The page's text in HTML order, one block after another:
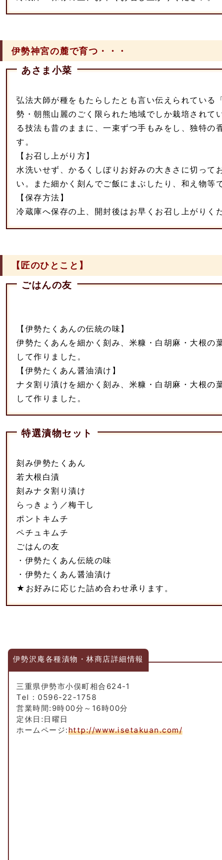
伊勢神宮の麓で育つ・・・
あさま小菜
弘法大師が種をもたらしたとも言い伝えられている
勢・朝熊山麗のごく限られた地域でしか栽培されて
る技法も昔のままに、一束ずつ手もみをし、独特の
す。
【お召し上がり方】
水洗いせず、かるくしぼりお好みの大きさに切って
い。また細かく刻んでご飯にまぶしたり、和え物等
【保存方法】
冷蔵庫へ保存の上、開封後はお早くお召し上がりく
【匠のひとこと】
ごはんの友
【伊勢たくあんの伝統の味】
伊勢たくあんを細かく刻み、米糠・白胡麻・大根の
して作りました。
【伊勢たくあん醤油漬け】
ナタ割り漬けを細かく刻み、米糠・白胡麻・大根の
して作りました。
特選漬物セット
刻み伊勢たくあん
若大根白漬
刻みナタ割り漬け
らっきょう／梅干し
ポントキムチ
ペチュキムチ
ごはんの友
・伊勢たくあん伝統の味
・伊勢たくあん醤油漬け
★お好みに応じた詰め合わせ承ります。
伊勢沢庵各種漬物・林商店詳細情報
三重県伊勢市小俣町相合624‐1
Tel：0596-22-1758
営業時間:9時00分～16時00分
定休日:日曜日
ホームページ:http://www.isetakuan.com/